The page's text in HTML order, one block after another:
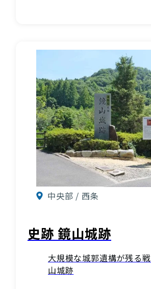
中央部 / 西条
史跡 鏡山城跡
大規模な城郭遺構が残る
山城跡